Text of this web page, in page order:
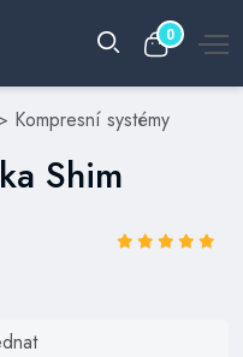
0
Kompresní systémy
Shim